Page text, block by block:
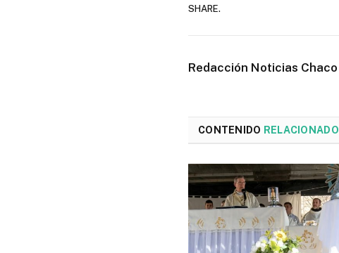
SHARE.
Redacción Noticias Chaco
CONTENIDO RELACIONADO